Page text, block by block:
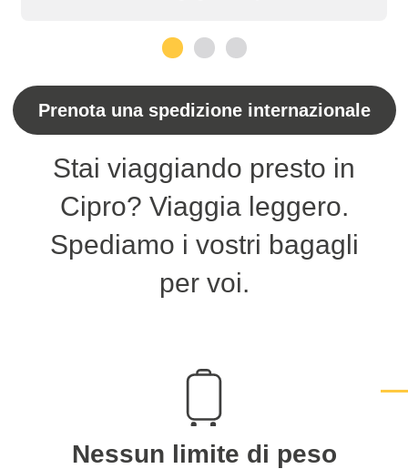
Prenota una spedizione internazionale
Stai viaggiando presto in
Cipro? Viaggia leggero.
Spediamo i vostri bagagli
per voi.
Nessun limite di peso